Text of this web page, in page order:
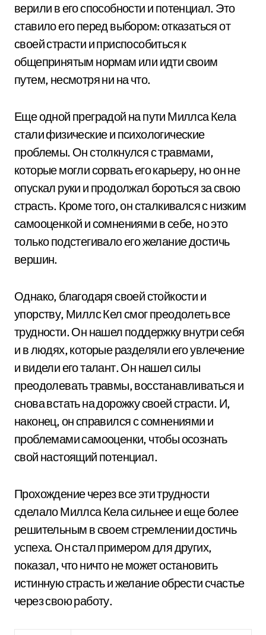
верили в его способности и потенциал. Это
ставило его перед выбором: отказаться от
своей страсти и приспособиться к
общепринятым нормам или идти своим
путем, несмотря ни на что.
Еще одной преградой на пути Миллса Кела
стали физические и психологические
проблемы. Он столкнулся с травмами,
которые могли сорвать его карьеру, но он не
опускал руки и продолжал бороться за свою
страсть. Кроме того, он сталкивался с низким
самооценкой и сомнениями в себе, но это
только подстегивало его желание достичь
вершин.
Однако, благодаря своей стойкости и
упорству, Миллс Кел смог преодолеть все
трудности. Он нашел поддержку внутри себя
и в людях, которые разделяли его увлечение
и видели его талант. Он нашел силы
преодолевать травмы, восстанавливаться и
снова встать на дорожку своей страсти. И,
наконец, он справился с сомнениями и
проблемами самооценки, чтобы осознать
свой настоящий потенциал.
Прохождение через все эти трудности
сделало Миллса Кела сильнее и еще более
решительным в своем стремлении достичь
успеха. Он стал примером для других,
показал, что ничто не может остановить
истинную страсть и желание обрести счастье
через свою работу.